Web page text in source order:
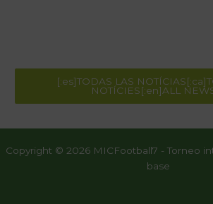
[:es]TODAS LAS
NOTÍCIES[:en]ALL
Copyright © 2026 MICFootball7 - Torneo
base